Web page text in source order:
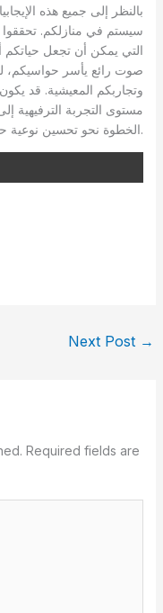
بالنظر إلى جميع هذه
سيستم في منازلكم. تحققوا
التي يمكن أن تجعل حياتكم
صوت رائع يأسر حواسيكم،
وتجاربكم المعيشية. قد
مستوى التجربة الترفيهية
الخطوة نحو تحسين نوعية حياتكم.
Next Post →
Required fields are